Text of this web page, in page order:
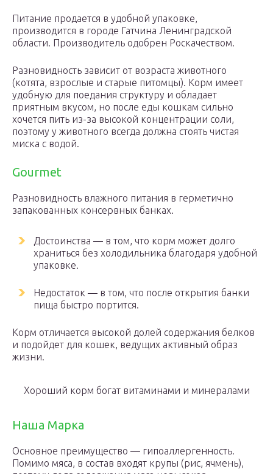
Питание продается в удобной упаковке,
производится в городе Гатчина Ленинградской
области. Производитель одобрен Роскачеством.
Разновидность зависит от возраста животного
(котята, взрослые и старые питомцы). Корм имеет
удобную для поедания структуру и обладает
приятным вкусом, но после еды кошкам сильно
хочется пить из-за высокой концентрации соли,
поэтому у животного всегда должна стоять чистая
миска с водой.
Gourmet
Разновидность влажного питания в герметично
запакованных консервных банках.
Достоинства — в том, что корм может долго
храниться без холодильника благодаря удобной
упаковке.
Недостаток — в том, что после открытия банки
пища быстро портится.
Корм отличается высокой долей содержания белков
и подойдет для кошек, ведущих активный образ
жизни.
Хороший корм богат витаминами и минералами
Наша Марка
Основное преимущество — гипоаллергенность.
Помимо мяса, в состав входят крупы (рис, ячмень),